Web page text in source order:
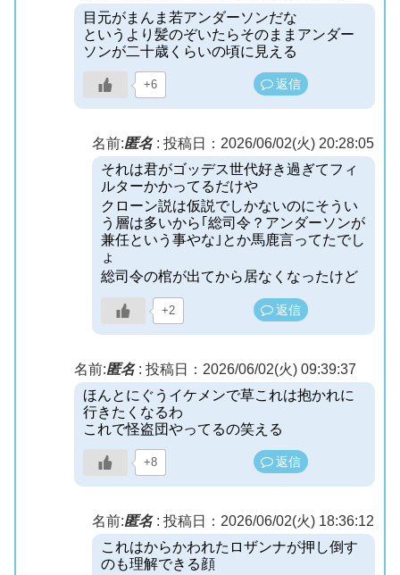
目元がまんま若アンダーソンだな
というより髪のぞいたらそのままアンダー
ソンが二十歳くらいの頃に見える
+6 返信
名前:匿名: 投稿日：2026/06/02(火) 20:28:05
それは君がゴッデス世代好き過ぎてフィ
ルターかかってるだけや
クローン説は仮説でしかないのにそうい
う層は多いから｢総司令？アンダーソンが
兼任という事やな｣とか馬鹿言ってたでし
ょ
総司令の棺が出てから居なくなったけど
+2 返信
名前:匿名: 投稿日：2026/06/02(火) 09:39:37
ほんとにぐうイケメンで草これは抱かれに
行きたくなるわ
これで怪盗団やってるの笑える
+8 返信
名前:匿名: 投稿日：2026/06/02(火) 18:36:12
これはからかわれたロザンナが押し倒す
のも理解できる顔